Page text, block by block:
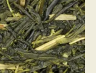
op
de
productpagina